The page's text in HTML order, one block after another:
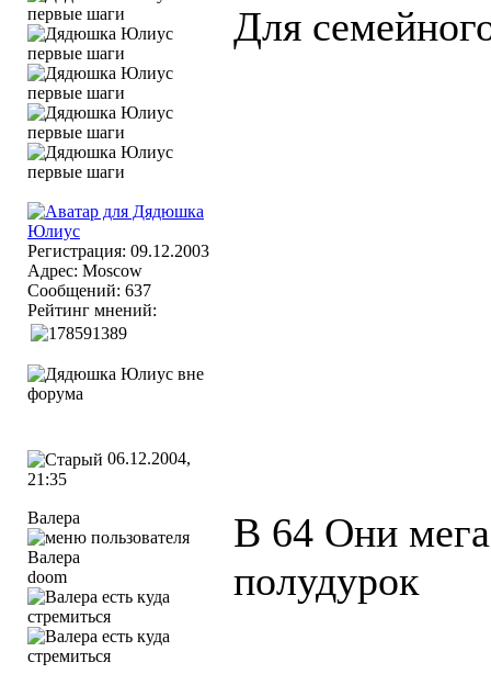
Регистрация: 09.12.2003
Адрес: Moscow
Сообщений: 637
Рейтинг мнений:
Для
06.12.2004,
21:35
Валера
doom
В 64 Они мега
полудурок